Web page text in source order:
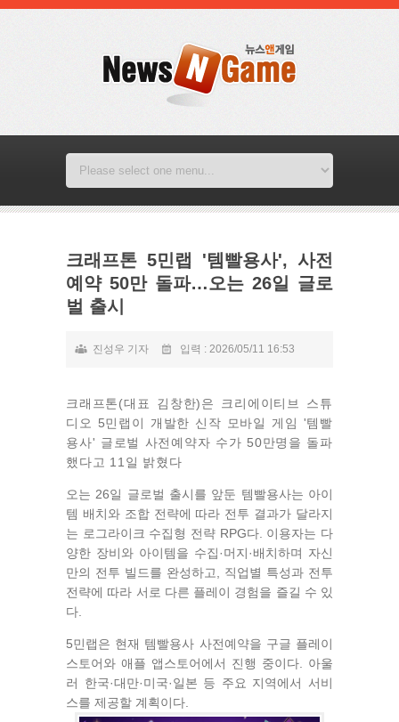
크래프톤 5민랩 '템빨용사', 사전
예약 50만 돌파…오는 26일 글로
벌 출시
진성우 기자 입력 : 2026/05/11 16:53
크래프톤(대표 김창한)은 크리에이티브 스튜
디오 5민랩이 개발한 신작 모바일 게임 '템빨
용사' 글로벌 사전예약자 수가 50만명을 돌파
했다고 11일 밝혔다
오는 26일 글로벌 출시를 앞둔 템빨용사는 아이
템 배치와 조합 전략에 따라 전투 결과가 달라지
는 로그라이크 수집형 전략 RPG다. 이용자는 다
양한 장비와 아이템을 수집·머지·배치하며 자신
만의 전투 빌드를 완성하고, 직업별 특성과 전투
전략에 따라 서로 다른 플레이 경험을 즐길 수 있
다.
5민랩은 현재 템빨용사 사전예약을 구글 플레이
스토어와 애플 앱스토어에서 진행 중이다. 아울
러 한국·대만·미국·일본 등 주요 지역에서 서비
스를 제공할 계획이다.